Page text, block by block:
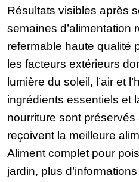
Résultats visibles après
semaines d’alimentation
refermable haute qualité
les facteurs extérieurs
lumière du soleil, l’air et
ingrédients essentiels et
nourriture sont
reçoivent la meilleure
Aliment complet pour
jardin, plus